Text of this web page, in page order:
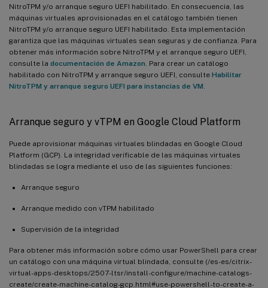
NitroTPM y/o arranque seguro UEFI habilitado. En consecuencia, las
máquinas virtuales aprovisionadas en el catálogo también tienen
NitroTPM y/o arranque seguro UEFI habilitado. Esta implementación
garantiza que las máquinas virtuales sean seguras y de confianza. Para
obtener más información sobre NitroTPM y el arranque seguro UEFI,
consulte la documentación de Amazon . Para crear un catálogo
habilitado con NitroTPM y arranque seguro UEFI, consulte Habilitar
NitroTPM y arranque seguro UEFI para instancias de VM
Arranque seguro y vTPM en Google Cloud Platform
Puede aprovisionar máquinas virtuales blindadas en Google Cloud
Platform (GCP). La integridad verificable de las máquinas virtuales
blindadas se logra mediante el uso de las siguientes funciones:
Arranque seguro
Arranque medido con vTPM habilitado
Supervisión de la integridad
Para obtener más información sobre cómo usar PowerShell para crear
un catálogo con una máquina virtual blindada, consulte (/es-es/citrix-
virtual-apps-desktops/2507-ltsr/install-configure/machine-catalogs-
create/create-machine-catalog-gcp.html#use-powershell-to-create-a-